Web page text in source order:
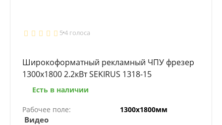
54 голоса
Широкоформатный рекламный ЧПУ фрезер
1300x1800 2.2кВт SEKIRUS 1318-15
Есть в наличии
Рабочее поле: 1300х1800мм
Видео